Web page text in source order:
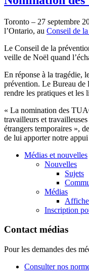
Toronto – 27 septembre
l’Ontario, au Conseil de
Le Conseil de la
veille de Noël quand
En réponse à la tragédie,
prévention. Le Bureau de
rendre les pratiques et les
« La nomination des
travailleurs et
étrangers temporaires »,
de lui apporter notre
Médias et nouvelles
Nouvelles
Sujets
Médias
Inscription
Contact médias
Pour les demandes des
Consulter nos